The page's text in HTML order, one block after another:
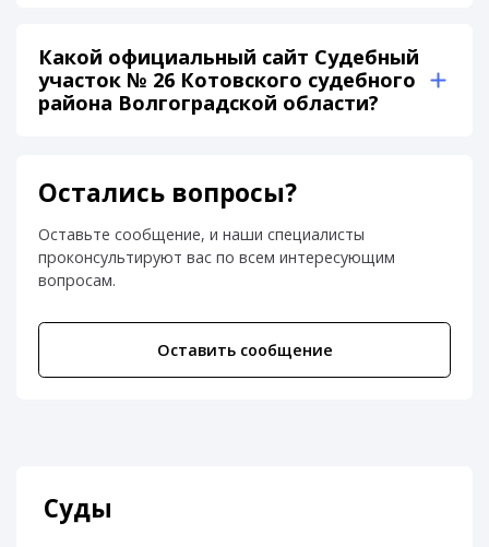
Какой официальный сайт Судебный
участок № 26 Котовского судебного
района Волгоградской области?
Остались вопросы?
Оставьте сообщение, и наши специалисты
проконсультируют вас по всем интересующим
вопросам.
Оставить сообщение
Суды